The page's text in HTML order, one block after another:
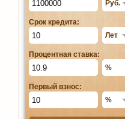
Срок кредита:
Процентная ставка:
Первый взнос: